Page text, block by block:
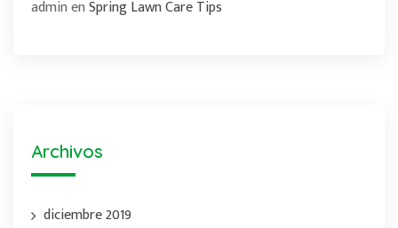
adminenSpring Lawn Care Tips
Archivos
diciembre 2019